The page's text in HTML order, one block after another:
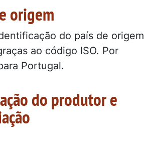
origem
do país de origem
ao código ISO. Por
Portugal.
do produtor e